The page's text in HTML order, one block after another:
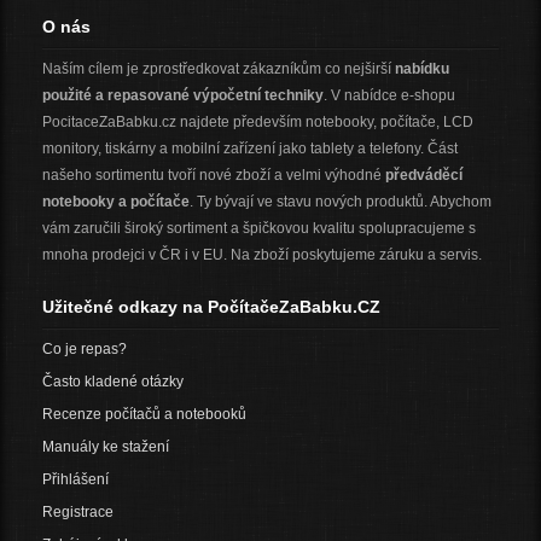
O nás
Naším cílem je zprostředkovat zákazníkům co nejširší nabídku
použité a repasované výpočetní techniky. V nabídce e-shopu
PocitaceZaBabku.cz najdete především notebooky, počítače, LCD
monitory, tiskárny a mobilní zařízení jako tablety a telefony. Část
našeho sortimentu tvoří nové zboží a velmi výhodné předváděcí
notebooky a počítače. Ty bývají ve stavu nových produktů. Abychom
vám zaručili široký sortiment a špičkovou kvalitu spolupracujeme s
mnoha prodejci v ČR i v EU. Na zboží poskytujeme záruku a servis.
Užitečné odkazy na PočítačeZaBabku.CZ
Co je repas?
Často kladené otázky
Recenze počítačů a notebooků
Manuály ke stažení
Přihlášení
Registrace